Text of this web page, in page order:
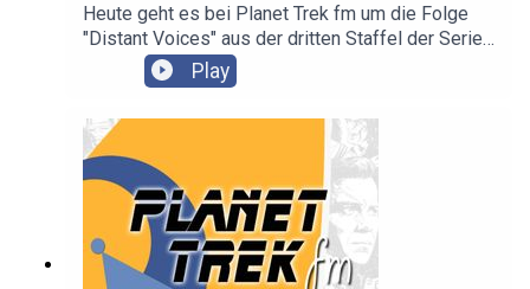
Heute geht es bei Planet Trek fm um die Folge
"Distant Voices" aus der dritten Staffel der Serie
"Star Trek: Deep Space Nine". Es diskutieren
Claudia Kern und Björn Sülter.
Play